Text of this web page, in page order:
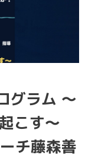
グラム ～
こす～
チ藤森善